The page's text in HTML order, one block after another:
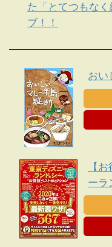
た「とてつもな
ブ！！
おい
【
ーラ
ョン